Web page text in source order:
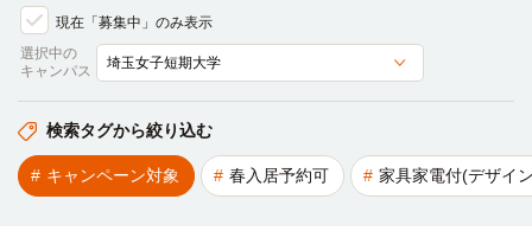
現在「募集中」のみ表示
選択中の
キャンパス
検索タグから絞り込む
キャンペーン対象 春入居予約可 家具家電付(デザイ